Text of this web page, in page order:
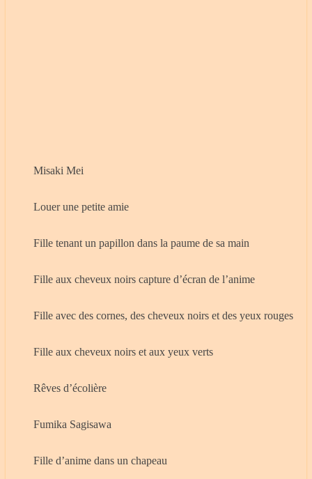
Misaki Mei
Louer une petite amie
Fille tenant un papillon dans la paume de sa main
Fille aux cheveux noirs capture d’écran de l’anime
Fille avec des cornes, des cheveux noirs et des yeux rouges
Fille aux cheveux noirs et aux yeux verts
Rêves d’écolière
Fumika Sagisawa
Fille d’anime dans un chapeau